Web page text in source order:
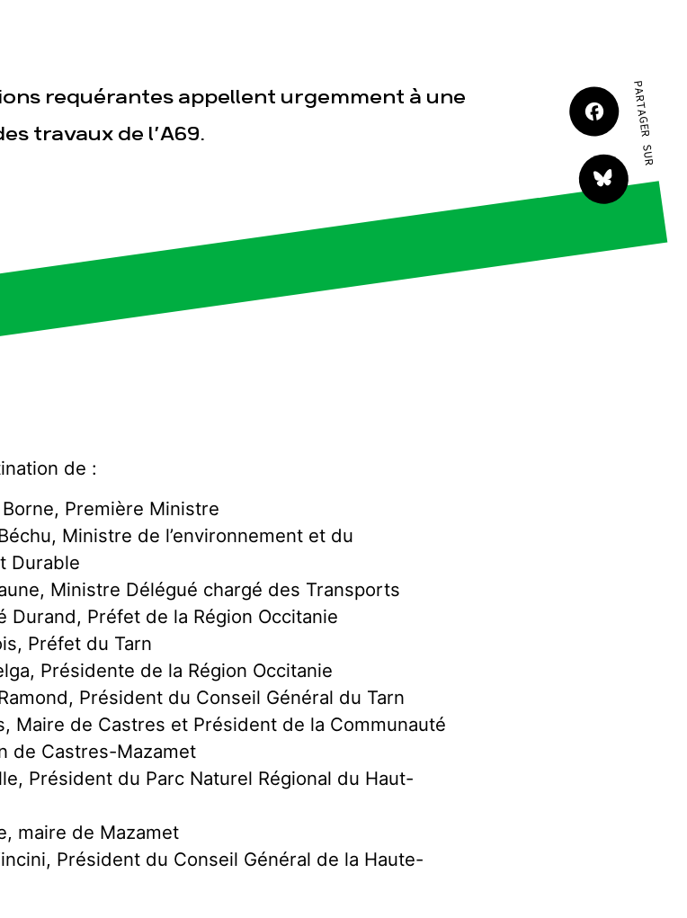
requérantes appellent urgemment à une
travaux de l’A69.
PARTAGER SUR
de :
Première Ministre
Ministre de l’environnement et du
Durable
Ministre Délégué chargé des Transports
Durand, Préfet de la Région Occitanie
Préfet du Tarn
Présidente de la Région Occitanie
Président du Conseil Général du Tarn
Maire de Castres et Président de la Communauté
de Castres-Mazamet
Président du Parc Naturel Régional du Haut-
maire de Mazamet
Président du Conseil Général de la Haute-